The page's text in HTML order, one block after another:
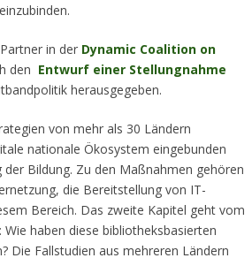
in der Dynamic Coalition on
den Entwurf einer Stellungnahme
herausgegeben.
von mehr als 30 Ländern
nationale Ökosystem eingebunden
Bildung. Zu den Maßnahmen gehören
die Bereitstellung von IT-
Bereich. Das zweite Kapitel geht vom
haben diese bibliotheksbasierten
Die Fallstudien aus mehreren Ländern